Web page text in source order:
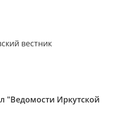
вестник
"Ведомости Иркутской